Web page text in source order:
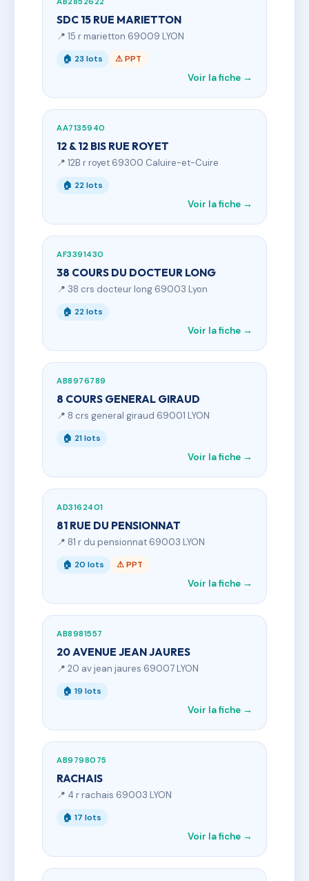
SDC 15 RUE MARIETTON
📍 15 r marietton 69009 LYON
🏠 23 lots ⚠ PPT
Voir la fiche →
AA7135940
12 & 12 BIS RUE ROYET
📍 12B r royet 69300 Caluire-et-Cuire
🏠 22 lots
Voir la fiche →
AF3391430
38 COURS DU DOCTEUR LONG
📍 38 crs docteur long 69003 Lyon
🏠 22 lots
Voir la fiche →
AB8976789
8 COURS GENERAL GIRAUD
📍 8 crs general giraud 69001 LYON
🏠 21 lots
Voir la fiche →
AD3162401
81 RUE DU PENSIONNAT
📍 81 r du pensionnat 69003 LYON
🏠 20 lots ⚠ PPT
Voir la fiche →
AB8981557
20 AVENUE JEAN JAURES
📍 20 av jean jaures 69007 LYON
🏠 19 lots
Voir la fiche →
AB9798075
RACHAIS
📍 4 r rachais 69003 LYON
🏠 17 lots
Voir la fiche →